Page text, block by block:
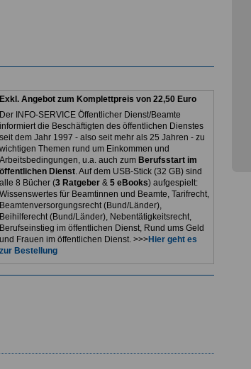
Exkl. Angebot zum Komplettpreis von 22,50 Euro
Der INFO-SERVICE Öffentlicher Dienst/Beamte
informiert die Beschäftigten des öffentlichen Dienstes
seit dem Jahr 1997 - also seit mehr als 25 Jahren - zu
wichtigen Themen rund um Einkommen und
Arbeitsbedingungen, u.a. auch zum Berufsstart im
öffentlichen Dienst. Auf dem USB-Stick (32 GB) sind
alle 8 Bücher (3 Ratgeber& 5 eBooks) aufgespielt:
Wissenswertes für Beamtinnen und Beamte, Tarifrecht,
Beamtenversorgungsrecht (Bund/Länder),
Beihilferecht (Bund/Länder), Nebentätigkeitsrecht,
Berufseinstieg im öffentlichen Dienst, Rund ums Geld
und Frauen im öffentlichen Dienst. >>>Hier geht es
zur Bestellung